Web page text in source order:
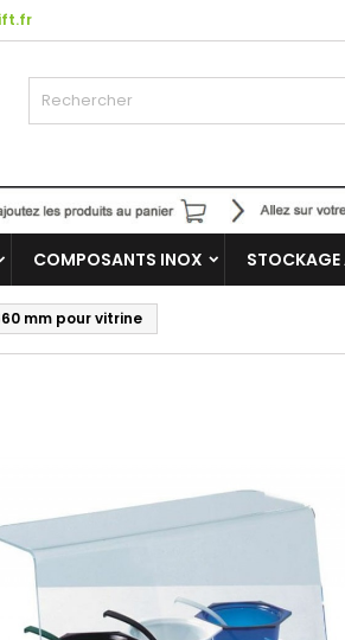
COMPOSANTS INOX STOCKAGE
mm pour vitrine